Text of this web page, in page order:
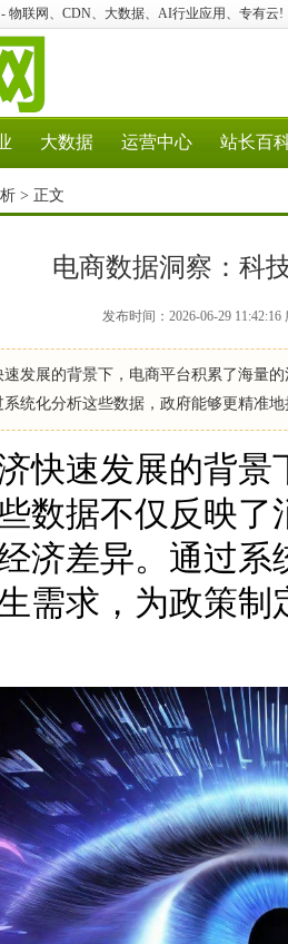
- 物联网、CDN、大数据、AI行业应用、专有云!
大数据 运营中心 站长百
> 正文
电商数据洞察：科
发布时间：2026-06-29
展的背景下，电商平台积累了海量的
统化分析这些数据，政府能够更精准
速发展的背景
数据不仅反映
济差异。通过
需求，为政策制